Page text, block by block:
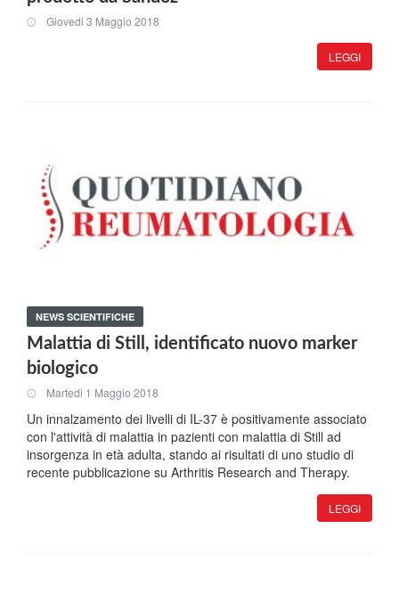
Giovedi 3 Maggio 2018
LEGGI
NEWS SCIENTIFICHE
Malattia di Still, identificato nuovo marker
biologico
Martedi 1 Maggio 2018
Un innalzamento dei livelli di IL-37 è positivamente associato
con l'attività di malattia in pazienti con malattia di Still ad
insorgenza in età adulta, stando ai risultati di uno studio di
recente pubblicazione su Arthritis Research and Therapy.
LEGGI